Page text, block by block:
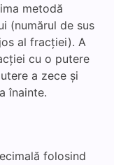
metodă
(numărul de sus
al fracției). A
cu o putere
a zece și
înainte.
folosind